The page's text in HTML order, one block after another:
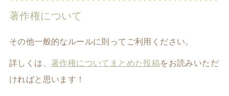
著作権について
その他一般的なルールに則ってご利用ください。
詳しくは、 著作権についてまとめた投稿をお読みいただ
ければと思います！